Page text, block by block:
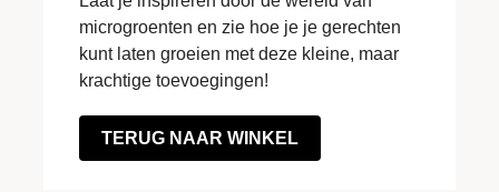
microgroenten en zie hoe je je gerechten
kunt laten groeien met deze kleine, maar
krachtige toevoegingen!
TERUG NAAR WINKEL